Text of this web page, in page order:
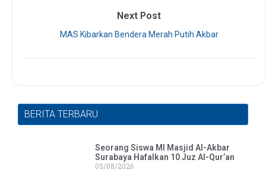
Next Post
MAS Kibarkan Bendera Merah Putih Akbar
BERITA TERBARU
Seorang Siswa MI Masjid Al-Akbar
Surabaya Hafalkan 10 Juz Al-Qur’an
05/08/2026